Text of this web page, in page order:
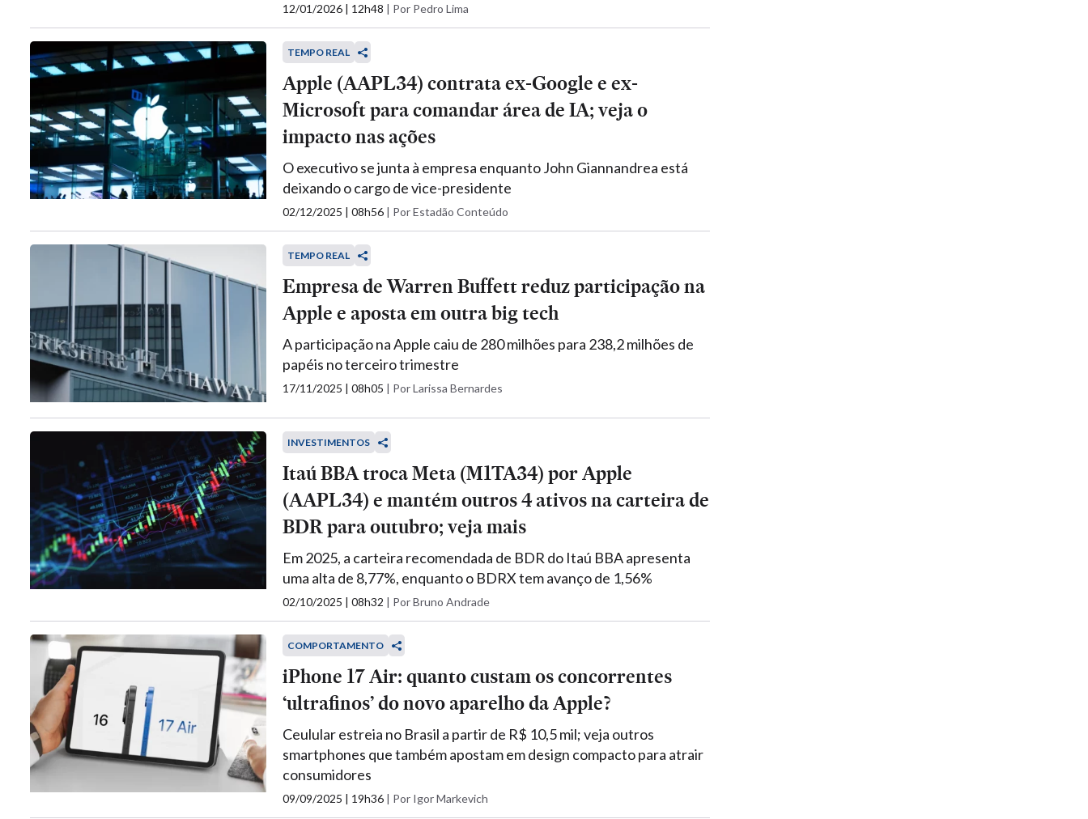
12/01/2026 | 12h48 | Por Pedro Lima
TEMPO REAL
Apple (AAPL34) contrata ex-Google e ex-
Microsoft para comandar área de IA; veja o
impacto nas ações
O executivo se junta à empresa enquanto John Giannandrea está
deixando o cargo de vice-presidente
02/12/2025 | 08h56 | Por Estadão Conteúdo
TEMPO REAL
Empresa de Warren Buffett reduz participação na
Apple e aposta em outra big tech
A participação na Apple caiu de 280 milhões para 238,2 milhões de
papéis no terceiro trimestre
17/11/2025 | 08h05 | Por Larissa Bernardes
INVESTIMENTOS
Itaú BBA troca Meta (M1TA34) por Apple
(AAPL34) e mantém outros 4 ativos na carteira de
BDR para outubro; veja mais
Em 2025, a carteira recomendada de BDR do Itaú BBA apresenta
uma alta de 8,77%, enquanto o BDRX tem avanço de 1,56%
02/10/2025 | 08h32 | Por Bruno Andrade
COMPORTAMENTO
iPhone 17 Air: quanto custam os concorrentes
‘ultrafinos’ do novo aparelho da Apple?
Ceulular estreia no Brasil a partir de R$ 10,5 mil; veja outros
smartphones que também apostam em design compacto para atrair
consumidores
09/09/2025 | 19h36 | Por Igor Markevich